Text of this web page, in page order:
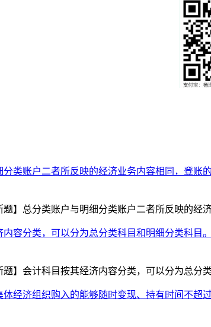
分类账户二者所反映的经济业务内容相同，登账
】总分类账户与明细分类账户二者所反映的经
内容分类，可以分为总分类科目和明细分类科目
】会计科目按其经济内容分类，可以分为总分
体经济组织购入的能够随时变现、持有时间不超